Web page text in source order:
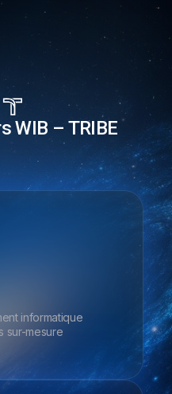
WIB – TRIBE
informatique
sur-mesure